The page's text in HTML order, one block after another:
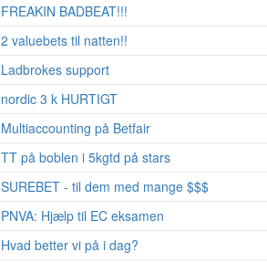
FREAKIN BADBEAT!!!
2 valuebets til natten!!
Ladbrokes support
nordic 3 k HURTIGT
Multiaccounting på Betfair
TT på boblen i 5kgtd på stars
SUREBET - til dem med mange $$$
PNVA: Hjælp til EC eksamen
Hvad better vi på i dag?